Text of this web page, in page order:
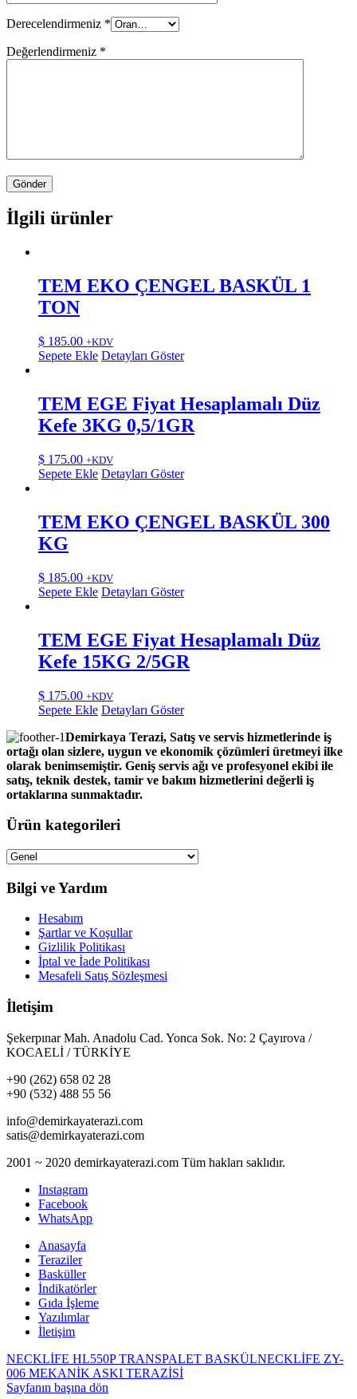
Derecelendirmeniz *
Değerlendirmeniz *
İlgili ürünler
TEM EKO ÇENGEL BASKÜL 1
TON
$ 185.00 +KDV
Sepete Ekle Detayları Göster
TEM EGE Fiyat Hesaplamalı Düz
Kefe 3KG 0,5/1GR
$ 175.00 +KDV
Sepete Ekle Detayları Göster
TEM EKO ÇENGEL BASKÜL 300
KG
$ 185.00 +KDV
Sepete Ekle Detayları Göster
TEM EGE Fiyat Hesaplamalı Düz
Kefe 15KG 2/5GR
$ 175.00 +KDV
Sepete Ekle Detayları Göster
Demirkaya Terazi, Satış ve servis hizmetlerinde iş
ortağı olan sizlere, uygun ve ekonomik çözümleri üretmeyi ilke
olarak benimsemiştir. Geniş servis ağı ve profesyonel ekibi ile
satış, teknik destek, tamir ve bakım hizmetlerini değerli iş
ortaklarına sunmaktadır.
Ürün kategorileri
Bilgi ve Yardım
Hesabım
Şartlar ve Koşullar
Gizlilik Politikası
İptal ve İade Politikası
Mesafeli Satış Sözleşmesi
İletişim
Şekerpınar Mah. Anadolu Cad. Yonca Sok. No: 2 Çayırova /
KOCAELİ / TÜRKİYE
+90 (262) 658 02 28
+90 (532) 488 55 56
info@demirkayaterazi.com
satis@demirkayaterazi.com
2001 ~ 2020 demirkayaterazi.com Tüm hakları saklıdır.
Instagram
Facebook
WhatsApp
Anasayfa
Teraziler
Basküller
İndikatörler
Gıda İşleme
Yazılımlar
İletişim
NECKLİFE HL550P TRANSPALET BASKÜLNECKLİFE ZY-
006 MEKANİK ASKI TERAZİSİ
Sayfanın başına dön